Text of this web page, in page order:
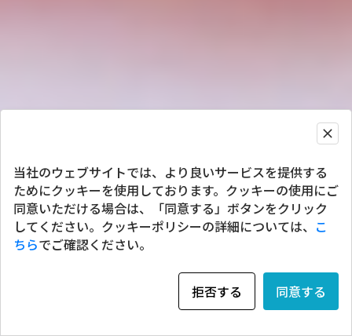
当社のウェブサイトでは、より良いサービスを提供する
ためにクッキーを使用しております。クッキーの使用にご
同意いただける場合は、「同意する」ボタンをクリック
してください。クッキーポリシーの詳細については、 こ
ちらでご確認ください。
拒否する 同意する